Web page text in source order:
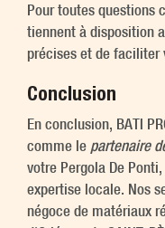
Pour toutes questions
tiennent à disposition
précises et de faciliter
Conclusion
En conclusion, BATI
comme le partenaire
votre Pergola De
expertise locale. Nos
négoce de matériaux